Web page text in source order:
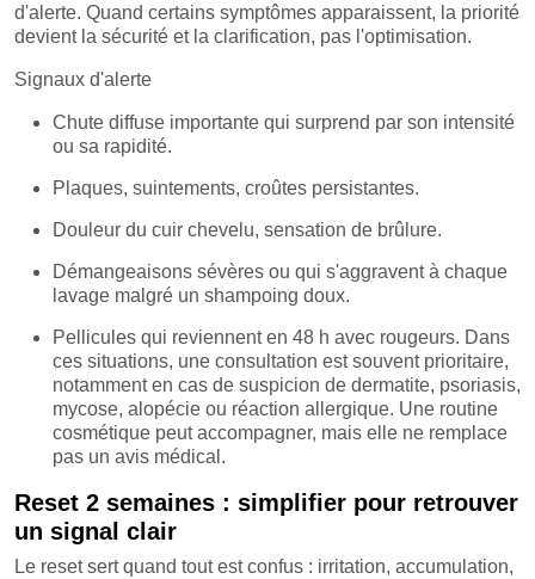
d'alerte. Quand certains symptômes apparaissent, la priorité
devient la sécurité et la clarification, pas l'optimisation.
Signaux d'alerte
Chute diffuse importante qui surprend par son intensité
ou sa rapidité.
Plaques, suintements, croûtes persistantes.
Douleur du cuir chevelu, sensation de brûlure.
Démangeaisons sévères ou qui s'aggravent à chaque
lavage malgré un shampoing doux.
Pellicules qui reviennent en 48 h avec rougeurs. Dans
ces situations, une consultation est souvent prioritaire,
notamment en cas de suspicion de dermatite, psoriasis,
mycose, alopécie ou réaction allergique. Une routine
cosmétique peut accompagner, mais elle ne remplace
pas un avis médical.
Reset 2 semaines : simplifier pour retrouver
un signal clair
Le reset sert quand tout est confus : irritation, accumulation,